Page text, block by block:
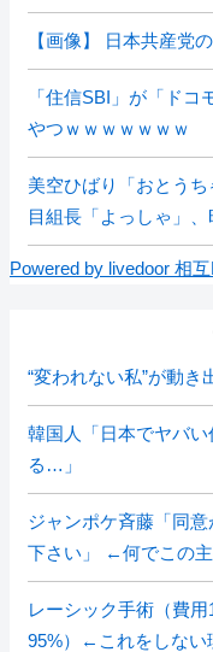
【画像】 日本共産党
「住信SBI」が「ド
やつｗｗｗｗｗｗｗ
美空ひばり「おとう
目組長「よっしゃ」
Powered by livedoor 相
“変われない私”が動き
韓国人「日本でヤバ
る…」
ジャンポケ斉藤「同
下さい」 ←何でこの
レーシック手術（費
95%）←これをしない